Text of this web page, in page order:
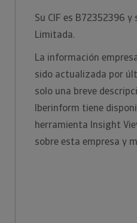
Su CIF es B72352396
Limitada.
La información
sido actualizada por
solo una breve
Iberinform tiene
herramienta Insight
sobre esta empresa y